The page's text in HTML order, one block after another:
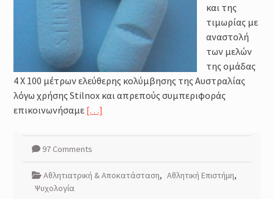
και της
τιμωρίας με
αναστολή
των μελών
της ομάδας
4 Χ 100 μέτρων ελεύθερης κολύμβησης της Αυστραλίας
λόγω χρήσης Stilnox και απρεπούς συμπεριφοράς
επικοινωνήσαμε […]
97 Comments
Αθλητιατρική & Αποκατάσταση, Αθλητική Επιστήμη,
Ψυχολογία